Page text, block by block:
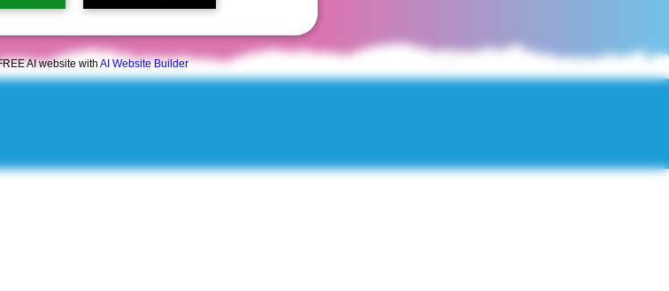
AI website with AI Website Builder